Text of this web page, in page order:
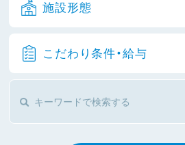
施設形態
こだわり条件・給与